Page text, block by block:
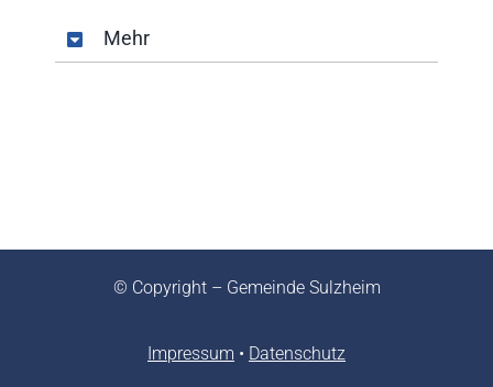
Mehr
© Copyright – Gemeinde Sulzheim
Impressum • Datenschutz